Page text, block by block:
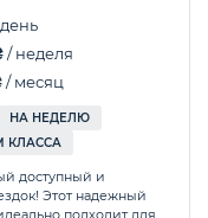
/ неделя
/ месяц
НА НЕДЕЛЮ
КЛАССА
доступный и
Этот надежный
подходит для